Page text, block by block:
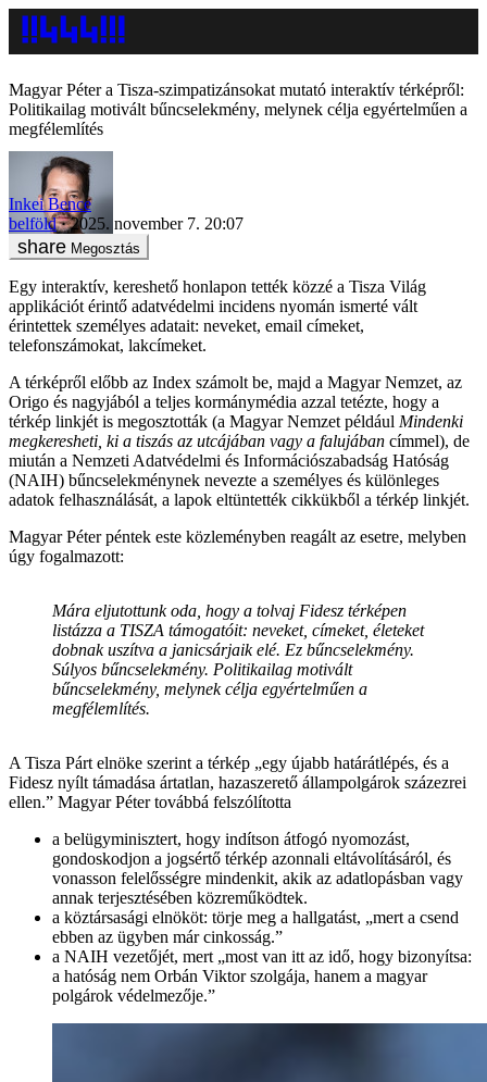
Magyar Péter a Tisza-szimpatizánsokat mutató interaktív térképről:
Politikailag motivált bűncselekmény, melynek célja egyértelműen a
megfélemlítés
Inkei Bence
belföld
2025. november 7. 20:07
Megosztás
Egy interaktív, kereshető honlapon tették közzé a Tisza Világ
applikációt érintő adatvédelmi incidens nyomán ismerté vált
érintettek személyes adatait: neveket, email címeket,
telefonszámokat, lakcímeket.
A térképről előbb az Index számolt be, majd a Magyar Nemzet, az
Origo és nagyjából a teljes kormánymédia azzal tetézte, hogy a
térkép linkjét is megosztották (a Magyar Nemzet például Mindenki
megkeresheti, ki a tiszás az utcájában vagy a falujában címmel), de
miután a Nemzeti Adatvédelmi és Információszabadság Hatóság
(NAIH) bűncselekménynek nevezte a személyes és különleges
adatok felhasználását, a lapok eltüntették cikkükből a térkép linkjét.
Magyar Péter péntek este közleményben reagált az esetre, melyben
úgy fogalmazott:
Mára eljutottunk oda, hogy a tolvaj Fidesz térképen
listázza a TISZA támogatóit: neveket, címeket, életeket
dobnak uszítva a janicsárjaik elé. Ez bűncselekmény.
Súlyos bűncselekmény. Politikailag motivált
bűncselekmény, melynek célja egyértelműen a
megfélemlítés.
A Tisza Párt elnöke szerint a térkép „egy újabb határátlépés, és a
Fidesz nyílt támadása ártatlan, hazaszerető állampolgárok százezrei
ellen.” Magyar Péter továbbá felszólította
a belügyminisztert, hogy indítson átfogó nyomozást,
gondoskodjon a jogsértő térkép azonnali eltávolításáról, és
vonasson felelősségre mindenkit, akik az adatlopásban vagy
annak terjesztésében közreműködtek.
a köztársasági elnököt: törje meg a hallgatást, „mert a csend
ebben az ügyben már cinkosság.”
a NAIH vezetőjét, mert „most van itt az idő, hogy bizonyítsa:
a hatóság nem Orbán Viktor szolgája, hanem a magyar
polgárok védelmezője.”